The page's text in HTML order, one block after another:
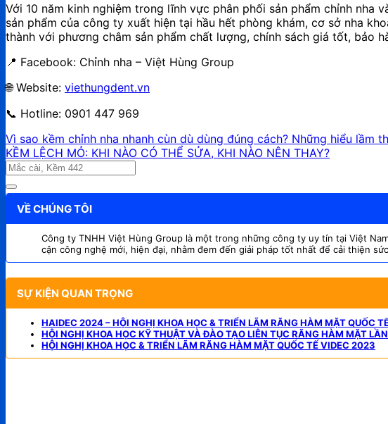
Với 10 năm kinh nghiệm trong lĩnh vực phân phối sản phẩm chỉnh
sản phẩm của công ty xuất hiện tại hầu hết phòng khám, cơ sở nha
thành với phương châm sản phẩm chất lượng, chính sách giá tốt, bảo
📍 Facebook: Chỉnh nha – Việt Hùng Group
🌐 Website: viethungdent.vn
📞 Hotline: 0901 447 969
Vì sao kềm chỉnh nha nhanh cùn dù dùng đúng cách? Những hiểu lầm
KỀM LỆCH MỎ: KHI NÀO CÓ THỂ SỬA, KHI NÀO NÊN THAY?
VỀ CHÚNG TÔI
Công ty TNHH Việt Hùng Group là một trong những công ty uy tín tại Việt
cận công nghệ mới, hiện đại, nhằm đem đến giải pháp tốt nhất để cải thiện
SỰ KIỆN QUAN TRỌNG
HAIDEC 2024 – HỘI NGHỊ KHOA HỌC & TRIỂN LÃM RĂNG HÀM MẶT QUỐC
HỘI NGHỊ KHOA HỌC KỸ THUẬT VÀ ĐÀO TẠO LIÊN TỤC RĂNG HÀM MẶT
HỘI NGHỊ KHOA HỌC & TRIỂN LÃM RĂNG HÀM MẶT QUỐC TẾ VIDEC 2023